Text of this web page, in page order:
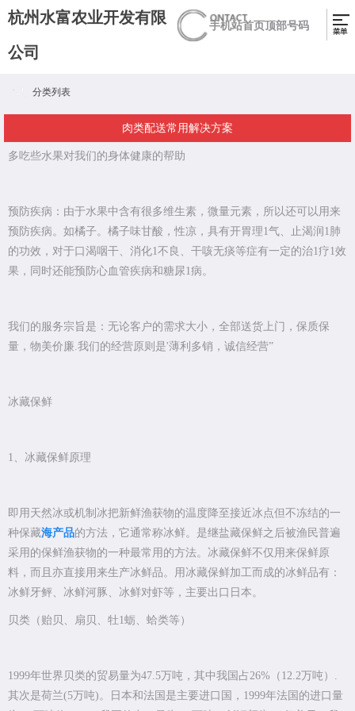
杭州水富农业开发有限
公司
手机站首页顶部号码
分类列表
肉类配送常用解决方案
多吃些水果对我们的身体健康的帮助
预防疾病：由于水果中含有很多维生素，微量元素，所以还可以用来
预防疾病。如橘子。橘子味甘酸，性凉，具有开胃理1气、止渴润1肺
的功效，对于口渴咽干、消化1不良、干咳无痰等症有一定的治1疗1效
果，同时还能预防心血管疾病和糖尿1病。
我们的服务宗旨是：无论客户的需求大小，全部送货上门，保质保
量，物美价廉.我们的经营原则是'薄利多销，诚信经营”
冰藏保鲜
1、冰藏保鲜原理
即用天然冰或机制冰把新鲜渔获物的温度降至接近冰点但不冻结的一
种保藏海产品的方法，它通常称冰鲜。是继盐藏保鲜之后被渔民普遍
采用的保鲜渔获物的一种最常用的方法。冰藏保鲜不仅用来保鲜原
料，而且亦直接用来生产冰鲜品。用冰藏保鲜加工而成的冰鲜品有：
冰鲜牙鲆、冰鲜河豚、冰鲜对虾等，主要出口日本。
贝类（贻贝、扇贝、牡1蛎、蛤类等）
1999年世界贝类的贸易量为47.5万吨，其中我国占26%（12.2万吨）.
其次是荷兰(5万吨)。日本和法国是主要进口国，1999年法国的进口量